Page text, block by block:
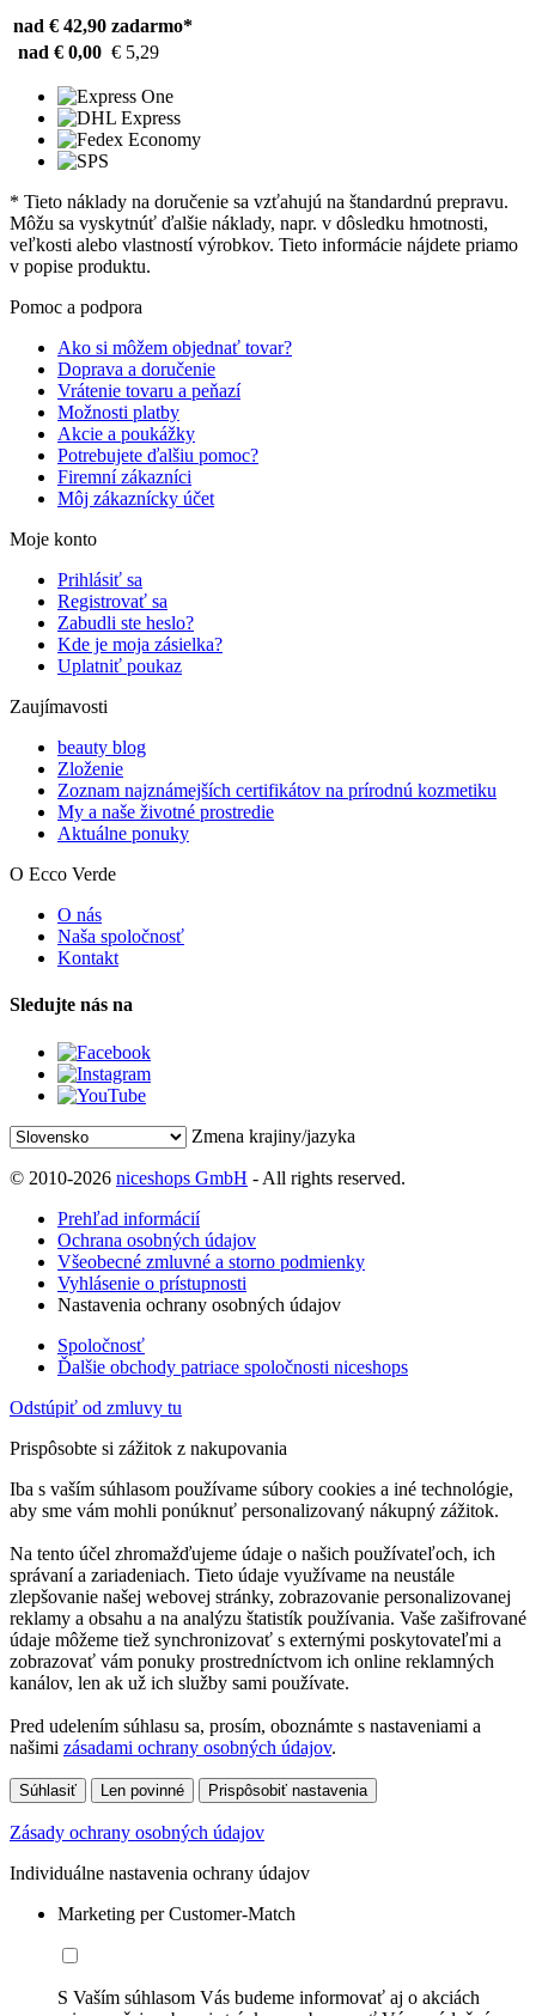
nad € 42,90 zadarmo*
nad € 0,00 € 5,29
* Tieto náklady na doručenie sa vzťahujú na štandardnú prepravu.
Môžu sa vyskytnúť ďalšie náklady, napr. v dôsledku hmotnosti,
veľkosti alebo vlastností výrobkov. Tieto informácie nájdete priamo
v popise produktu.
Pomoc a podpora
Ako si môžem objednať tovar?
Doprava a doručenie
Vrátenie tovaru a peňazí
Možnosti platby
Akcie a poukážky
Potrebujete ďalšiu pomoc?
Firemní zákazníci
Môj zákaznícky účet
Moje konto
Prihlásiť sa
Registrovať sa
Zabudli ste heslo?
Kde je moja zásielka?
Uplatniť poukaz
Zaujímavosti
beauty blog
Zloženie
Zoznam najznámejších certifikátov na prírodnú kozmetiku
My a naše životné prostredie
Aktuálne ponuky
O Ecco Verde
O nás
Naša spoločnosť
Kontakt
Sledujte nás na
Zmena krajiny/jazyka
© 2010-2026 niceshops GmbH - All rights reserved.
Prehľad informácií
Ochrana osobných údajov
Všeobecné zmluvné a storno podmienky
Vyhlásenie o prístupnosti
Nastavenia ochrany osobných údajov
Spoločnosť
Ďalšie obchody patriace spoločnosti niceshops
Odstúpiť od zmluvy tu
Prispôsobte si zážitok z nakupovania
Iba s vaším súhlasom používame súbory cookies a iné technológie,
aby sme vám mohli ponúknuť personalizovaný nákupný zážitok.
Na tento účel zhromažďujeme údaje o našich používateľoch, ich
správaní a zariadeniach. Tieto údaje využívame na neustále
zlepšovanie našej webovej stránky, zobrazovanie personalizovanej
reklamy a obsahu a na analýzu štatistík používania. Vaše zašifrované
údaje môžeme tiež synchronizovať s externými poskytovateľmi a
zobrazovať vám ponuky prostredníctvom ich online reklamných
kanálov, len ak už ich služby sami používate.
Pred udelením súhlasu sa, prosím, oboznámte s nastaveniami a
našimi zásadami ochrany osobných údajov.
Súhlasiť Len povinné Prispôsobiť nastavenia
Zásady ochrany osobných údajov
Individuálne nastavenia ochrany údajov
Marketing per Customer-Match
S Vaším súhlasom Vás budeme informovať aj o akciách